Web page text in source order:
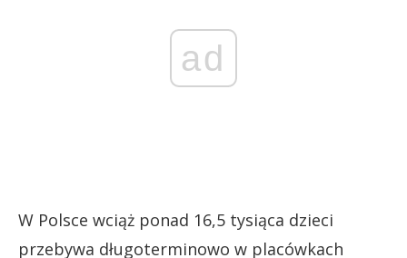
ad
W Polsce wciąż ponad 16,5 tysiąca dzieci
przebywa długoterminowo w placówkach